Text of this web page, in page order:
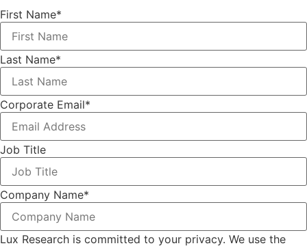
First Name*
Last Name*
Corporate Email*
Job Title
Company Name*
Lux Research is committed to your privacy. We use the